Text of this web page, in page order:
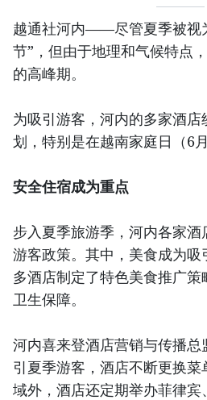
越通社河内——尽管夏季被视
节”，但由于地理和气候特点
的高峰期。
为吸引游客，河内的多家酒
划，特别是在越南家庭日（6
安全住宿成为重点
步入夏季旅游季，河内各家酒
游客政策。其中，美食成为
多酒店制定了特色美食推广
卫生保障。
河内喜来登酒店营销与传播
引夏季游客，酒店不断更换
域外，酒店还定期举办菲律